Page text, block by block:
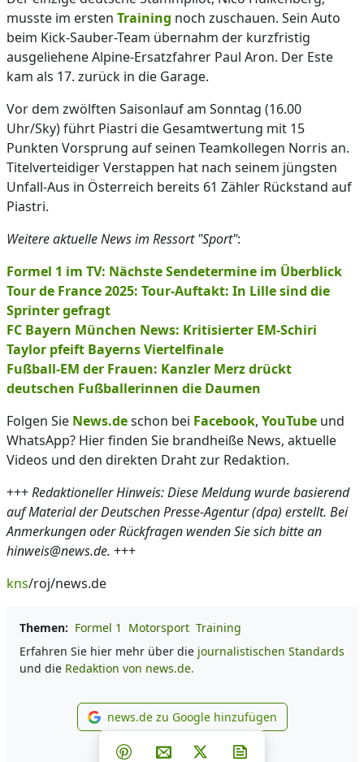
musste im ersten Training noch zuschauen. Sein Auto
beim Kick-Sauber-Team übernahm der kurzfristig
ausgeliehene Alpine-Ersatzfahrer Paul Aron. Der Este
kam als 17. zurück in die Garage.
Vor dem zwölften Saisonlauf am Sonntag (16.00
Uhr/Sky) führt Piastri die Gesamtwertung mit 15
Punkten Vorsprung auf seinen Teamkollegen Norris an.
Titelverteidiger Verstappen hat nach seinem jüngsten
Unfall-Aus in Österreich bereits 61 Zähler Rückstand auf
Piastri.
Weitere aktuelle News im Ressort "Sport":
Formel 1 im TV: Nächste Sendetermine im Überblick
Tour de France 2025: Tour-Auftakt: In Lille sind die
Sprinter gefragt
FC Bayern München News: Kritisierter EM-Schiri
Taylor pfeift Bayerns Viertelfinale
Fußball-EM der Frauen: Kanzler Merz drückt
deutschen Fußballerinnen die Daumen
Folgen Sie News.deschon bei Facebook, YouTube und
WhatsApp? Hier finden Sie brandheiße News, aktuelle
Videos und den direkten Draht zur Redaktion.
+++Redaktioneller Hinweis: Diese Meldung wurde basierend
auf Material der Deutschen Presse-Agentur (dpa) erstellt. Bei
Anmerkungen oder Rückfragen wenden Sie sich bitte an
hinweis@news.de. +++
kns/roj/news.de
Themen: Formel 1 Motorsport Training
Erfahren Sie hier mehr über die journalistischen Standards
und die Redaktion von news.de.
news.de zu Google
news.de zu Google hinzufügen
Teilen auf Facebook
Teilen auf Whatsapp
Teilen auf Telegram
Teilen auf Pinterest
Per E-Mail teilen
Post auf X